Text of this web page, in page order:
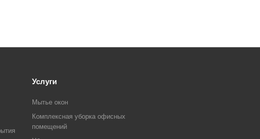
Услуги
Мытье окон
Комплексная уборка офисных
помещений